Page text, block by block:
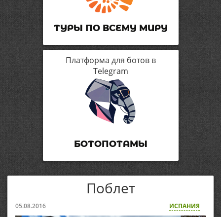
ТУРЫ ПО ВСЕМУ МИРУ
Платформа для ботов в
Telegram
БОТОПОТАМЫ
Поблет
05.08.2016 ИСПАНИЯ